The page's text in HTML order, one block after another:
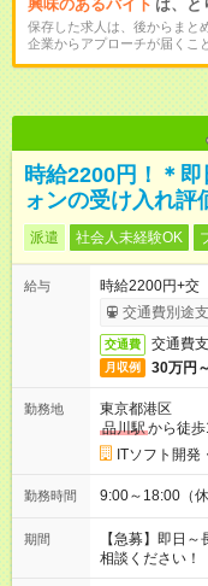
興味のあるバイト は、と
保存した求人は、後からまと
企業からアプローチが届くこ
時給2200円！＊
ォンの受け入れ評
派遣 社会人未経験OK
給与
時給2200円+交
交通費別途
交通費 交通費
月収例 30万円～
勤務地
東京都港区
品川駅から徒
ITソフト開発
勤務時間 9:00～18:00（休
期間
【急募】即日
相談ください！